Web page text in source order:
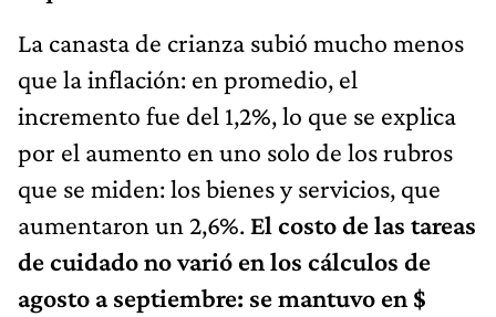
La canasta de crianza subió mucho menos
que la inflación: en promedio, el
incremento fue del 1,2%, lo que se explica
por el aumento en uno solo de los rubros
que se miden: los bienes y servicios, que
aumentaron un 2,6%. El costo de las tareas
de cuidado no varió en los cálculos de
agosto a septiembre: se mantuvo en $